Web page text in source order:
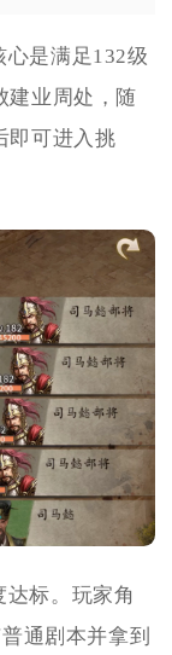
是满足132级
建业周处，随
即可进入挑
标。玩家角
通剧本并拿到